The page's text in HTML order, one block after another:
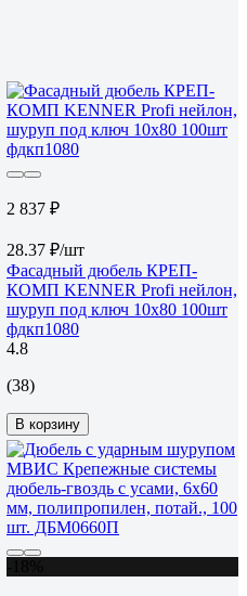
2 837 ₽
28.37 ₽/шт
Фасадный дюбель КРЕП-
КОМП KENNER Profi нейлон,
шуруп под ключ 10х80 100шт
фдкп1080
4.8
(38)
В корзину